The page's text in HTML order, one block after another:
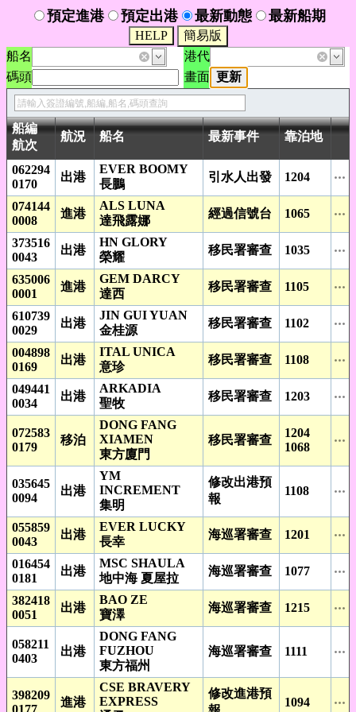
預定進港 預定出港 最新動態 最新船期
船名
港代
碼頭
畫面
船編
航次
航況 船名 最新事件 靠泊地
062294
0170
出港
EVER BOOMY
長鵬
引水人出發 1204
074144
0008
進港
ALS LUNA
達飛露娜
經過信號台 1065
373516
0043
出港
HN GLORY
榮耀
移民署審查 1035
635006
0001
進港
GEM DARCY
達西
移民署審查 1105
610739
0029
出港
JIN GUI YUAN
金桂源
移民署審查 1102
004898
0169
出港
ITAL UNICA
意珍
移民署審查 1108
049441
0034
出港
ARKADIA
聖牧
移民署審查 1203
072583
0179
移泊
DONG FANG
XIAMEN
東方廈門
移民署審查
1204
1068
035645
0094
出港
YM
INCREMENT
集明
修改出港預
報
1108
055859
0043
出港
EVER LUCKY
長幸
海巡署審查 1201
016454
0181
出港
MSC SHAULA
地中海 夏屋拉
海巡署審查 1077
382418
0051
出港
BAO ZE
寶澤
海巡署審查 1215
058211
0403
出港
DONG FANG
FUZHOU
東方福州
海巡署審查 1111
398209
0177
進港
CSE BRAVERY
EXPRESS
修改進港預
1094